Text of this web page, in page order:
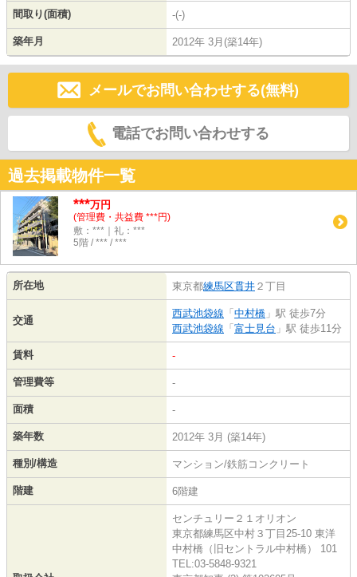
間取り(面積) -(-)
築年月 2012年 3月(築14年)
メールでお問い合わせする(無料)
電話でお問い合わせする
過去掲載物件一覧
***万円
(管理費・共益費 ***円)
敷：***｜礼：***
5階 / *** / ***
所在地 東京都練馬区貫井 ２丁目
交通
西武池袋線 「 中村橋 」駅 徒歩7分
西武池袋線 「 富士見台 」駅 徒歩11分
賃料 -
管理費等 -
面積 -
築年数 2012年 3月 (築14年)
種別/構造 マンション/鉄筋コンクリート
階建 6階建
センチュリー２１オリオン
東京都練馬区中村３丁目25-10 東洋
中村橋（旧セントラル中村橋） 101
TEL:03-5848-9321